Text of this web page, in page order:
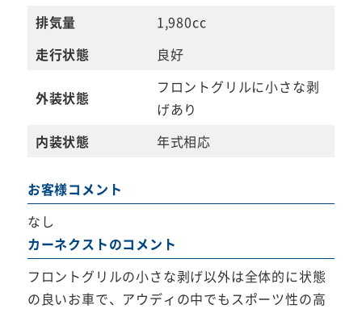
排気量
1,980cc
走行状態
良好
外装状態
フロントグリルに小さな剥
げあり
内装状態
年式相応
お客様コメント
なし
カーネクストのコメント
フロントグリルの小さな剥げ以外は全体的に状態
の良いお車で、アウディの中でもスポーツ性の高